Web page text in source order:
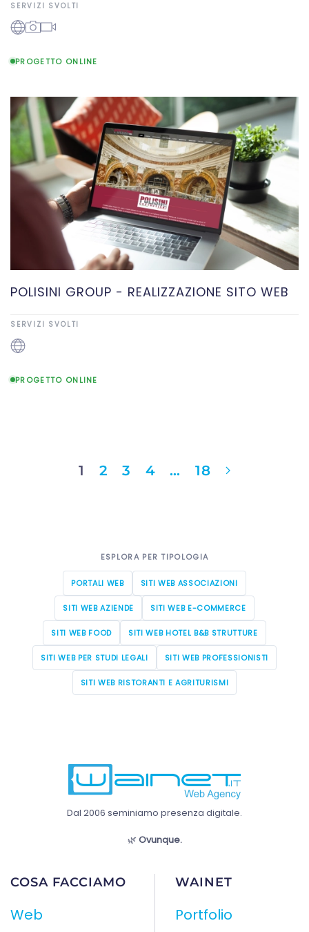
SERVIZI SVOLTI
PROGETTO ONLINE
POLISINI GROUP - REALIZZAZIONE SITO WEB
SERVIZI SVOLTI
PROGETTO ONLINE
1 2 3 4 … 18
ESPLORA PER TIPOLOGIA
PORTALI WEB SITI WEB ASSOCIAZIONI
SITI WEB AZIENDE SITI WEB E-COMMERCE
SITI WEB FOOD SITI WEB HOTEL B&B STRUTTURE
SITI WEB PER STUDI LEGALI SITI WEB PROFESSIONISTI
SITI WEB RISTORANTI E AGRITURISMI
Dal 2006 seminiamo presenza digitale.
🌿 Ovunque.
COSA FACCIAMO
Web
WAINET
Portfolio